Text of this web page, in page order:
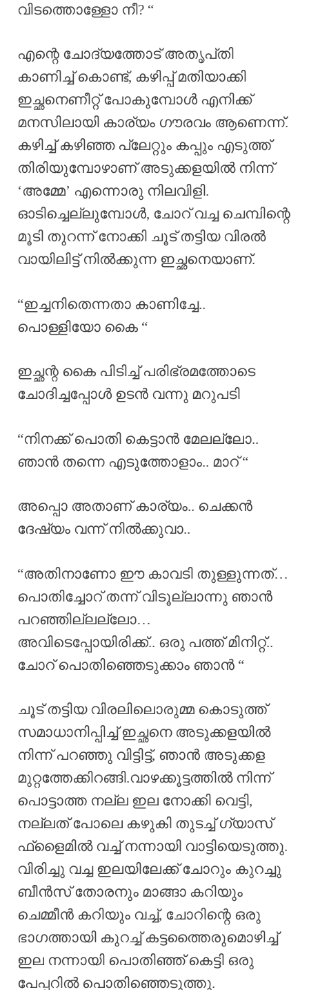
വിടത്തൊള്ളോ നീ? “
എന്റെ ചോദ്യത്തോട് അതൃപ്‌തി
കാണിച്ച് കൊണ്ട്, കഴിപ്പ് മതിയാക്കി
ഇച്ഛനെണീറ്റ് പോകുമ്പോൾ എനിക്ക്
മനസിലായി കാര്യം ഗൗരവം ആണെന്ന്.
കഴിച്ച് കഴിഞ്ഞ പ്ലേറ്റും കപ്പും എടുത്ത്
തിരിയുമ്പോഴാണ് അടുക്കളയിൽ നിന്ന്
‘അമ്മേ’ എന്നൊരു നിലവിളി.
ഓടിച്ചെല്ലുമ്പോൾ, ചോറ് വച്ച ചെമ്പിന്റെ
മൂടി തുറന്ന് നോക്കി ചൂട് തട്ടിയ വിരൽ
വായിലിട്ട് നിൽക്കുന്ന ഇച്ഛനെയാണ്.
“ഇച്ചനിതെന്നതാ കാണിച്ചേ..
പൊള്ളിയോ കൈ “
ഇച്ഛന്റ കൈ പിടിച്ച് പരിഭ്രമത്തോടെ
ചോദിച്ചപ്പോൾ ഉടൻ വന്നു മറുപടി
“നിനക്ക് പൊതി കെട്ടാൻ മേലല്ലോ..
ഞാൻ തന്നെ എടുത്തോളാം.. മാറ് “
അപ്പൊ അതാണ്‌ കാര്യം.. ചെക്കൻ
ദേഷ്യം വന്ന് നിൽക്കുവാ..
“അതിനാണോ ഈ കാവടി തുള്ളുന്നത്…
പൊതിച്ചോറ് തന്ന് വിടൂല്ലാന്നു ഞാൻ
പറഞ്ഞില്ലല്ലോ…
അവിടെപ്പോയിരിക്ക്.. ഒരു പത്ത് മിനിറ്റ്..
ചോറ് പൊതിഞ്ഞെടുക്കാം ഞാൻ “
ചൂട് തട്ടിയ വിരലിലൊരുമ്മ കൊടുത്ത്
സമാധാനിപ്പിച്ച് ഇച്ഛനെ അടുക്കളയിൽ
നിന്ന് പറഞ്ഞു വിട്ടിട്ട്, ഞാൻ അടുക്കള
മുറ്റത്തേക്കിറങ്ങി.വാഴക്കൂട്ടത്തിൽ നിന്ന്
പൊട്ടാത്ത നല്ല ഇല നോക്കി വെട്ടി,
നല്ലത് പോലെ കഴുകി തുടച്ച്‌ ഗ്യാസ്
ഫ്ളൈമിൽ വച്ച് നന്നായി വാട്ടിയെടുത്തു.
വിരിച്ചു വച്ച ഇലയിലേക്ക് ചോറും കുറച്ചു
ബീൻസ് തോരനും മാങ്ങാ കറിയും
ചെമ്മീൻ കറിയും വച്ച്, ചോറിന്റെ ഒരു
ഭാഗത്തായി കുറച്ച് കട്ടത്തൈരുമൊഴിച്ച്
ഇല നന്നായി പൊതിഞ്ഞ്‌ കെട്ടി ഒരു
പേപ്പറിൽ പൊതിഞ്ഞെടുത്തു.